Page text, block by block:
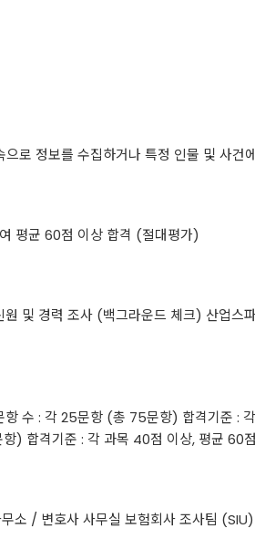
로 정보를 수집하거나 특정 인물 및 사건
평균 60점 이상 합격 (절대평가)
및 경력 조사 (백그라운드 체크) 산업
항 수 : 각 25문항 (총 75문항) 합격기준 :
) 합격기준 : 각 과목 40점 이상, 평균 60
소 / 변호사 사무실 보험회사 조사팀